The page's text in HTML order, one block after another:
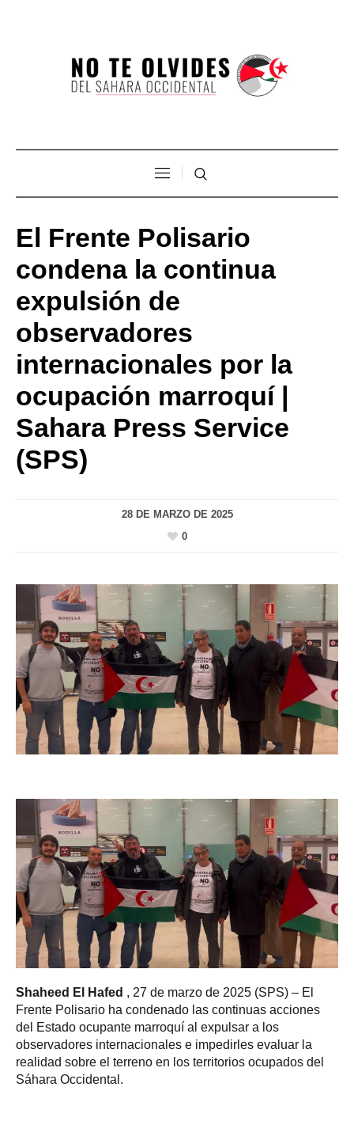
El Frente Polisario
condena la continua
expulsión de
observadores
internacionales por la
ocupación marroquí |
Sahara Press Service
(SPS)
28 DE MARZO DE 2025
0
Shaheed El Hafed , 27 de marzo de 2025 (SPS) – El
Frente Polisario ha condenado las continuas acciones
del Estado ocupante marroquí al expulsar a los
observadores internacionales e impedirles evaluar la
realidad sobre el terreno en los territorios ocupados del
Sáhara Occidental.